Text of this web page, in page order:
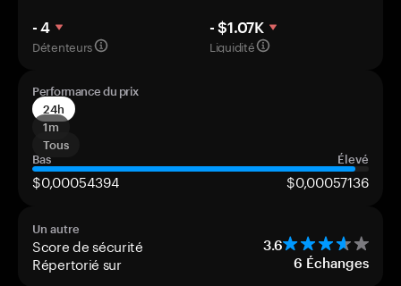
- 4
Détenteurs
- $1.07K
Liquidité
Performance du prix
24h
1m
Tous
Bas
Élevé
$0,00054394 $0,00057136
Un autre
Score de sécurité 3.6
Répertorié sur 6 Échanges